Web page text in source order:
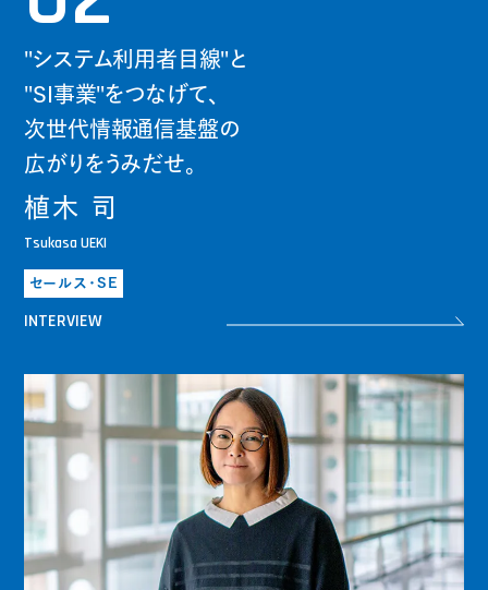
"システム利用者目線"と
"SI事業"をつなげて、
次世代情報通信基盤の
広がりをうみだせ。
植木 司
Tsukasa UEKI
セールス・SE
INTERVIEW